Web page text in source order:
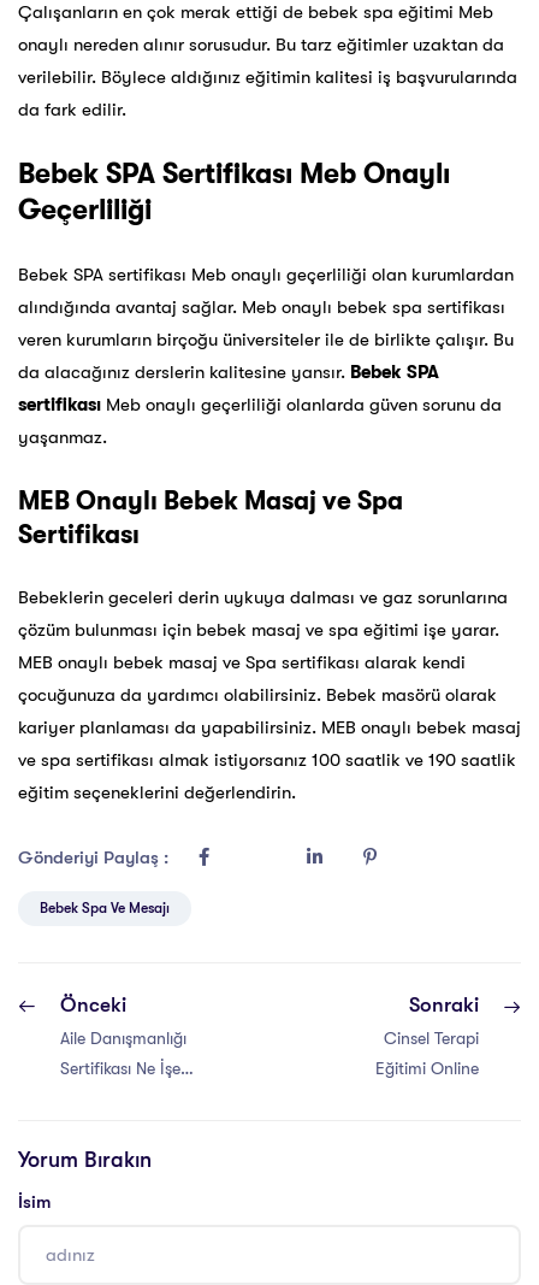
Çalışanların en çok merak ettiği de bebek spa eğitimi Meb
onaylı nereden alınır sorusudur. Bu tarz eğitimler uzaktan da
verilebilir. Böylece aldığınız eğitimin kalitesi iş başvurularında
da fark edilir.
Bebek SPA Sertifikası Meb Onaylı
Geçerliliği
Bebek SPA sertifikası Meb onaylı geçerliliği olan kurumlardan
alındığında avantaj sağlar. Meb onaylı bebek spa sertifikası
veren kurumların birçoğu üniversiteler ile de birlikte çalışır. Bu
da alacağınız derslerin kalitesine yansır. Bebek SPA
sertifikası Meb onaylı geçerliliği olanlarda güven sorunu da
yaşanmaz.
MEB Onaylı Bebek Masaj ve Spa
Sertifikası
Bebeklerin geceleri derin uykuya dalması ve gaz sorunlarına
çözüm bulunması için bebek masaj ve spa eğitimi işe yarar.
MEB onaylı bebek masaj ve Spa sertifikası alarak kendi
çocuğunuza da yardımcı olabilirsiniz. Bebek masörü olarak
kariyer planlaması da yapabilirsiniz. MEB onaylı bebek masaj
ve spa sertifikası almak istiyorsanız 100 saatlik ve 190 saatlik
eğitim seçeneklerini değerlendirin.
Gönderiyi Paylaş :
Bebek Spa Ve Mesajı
Önceki
Aile Danışmanlığı
Sertifikası Ne İşe
Sonraki
Cinsel Terapi
Eğitimi Online
Yorum Bırakın
İsim